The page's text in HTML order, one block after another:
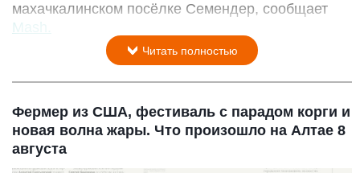
махачкалинском посёлке Семендер, сообщает
Mash.
Читать полностью
Фермер из США, фестиваль с парадом корги и
новая волна жары. Что произошло на Алтае 8
августа